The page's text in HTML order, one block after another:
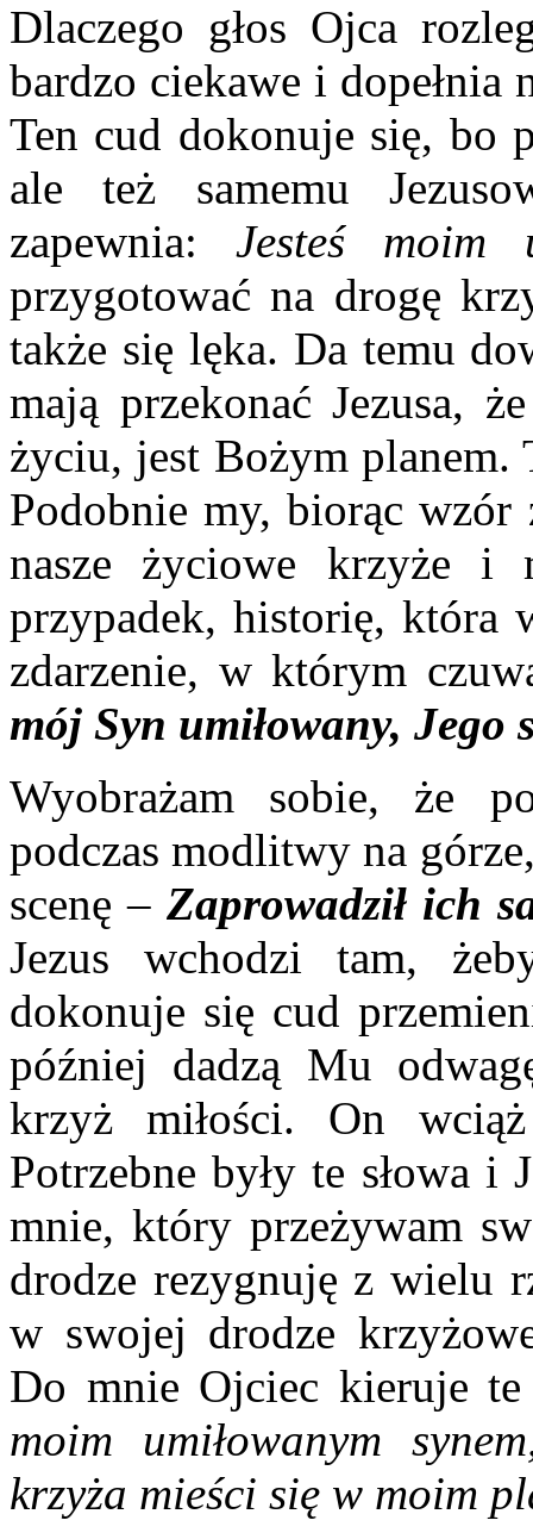
Dlaczego głos Ojca
bardzo ciekawe i dopełnia
Ten cud dokonuje się, bo
ale też samemu
zapewnia: Jesteś moim
przygotować na drogę
także się lęka. Da temu
mają przekonać Jezusa,
życiu, jest Bożym planem.
Podobnie my, biorąc wzór
nasze życiowe krzyże i
przypadek, historię, która
zdarzenie, w którym
mój Syn umiłowany, Jego
Wyobrażam sobie, że
podczas modlitwy na
scenę – Zaprowadził ich
Jezus wchodzi tam,
dokonuje się cud
później dadzą Mu
krzyż miłości. On
Potrzebne były te słowa
mnie, który przeżywam
drodze rezygnuję z wielu
w swojej drodze
Do mnie Ojciec kieruje
moim umiłowanym
krzyża mieści się w moim